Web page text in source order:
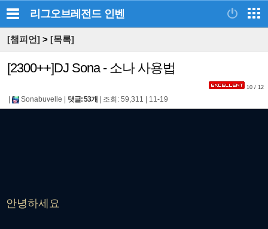
리그오브레전드 인벤
[챔피언] > [목록]
[2300++]DJ Sona - 소나 사용법
10 / 12
Sonabuvelle 댓글: 53개 조회: 59,311 11-19
안녕하세요